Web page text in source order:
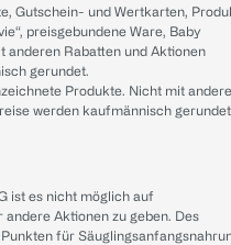
Gutschein- und Wertkarten,
preisgebundene Ware, Baby
anderen Rabatten und Aktionen
gerundet.
Produkte. Nicht mit
werden kaufmännisch
ist es nicht möglich auf
Aktionen zu geben. Des
für